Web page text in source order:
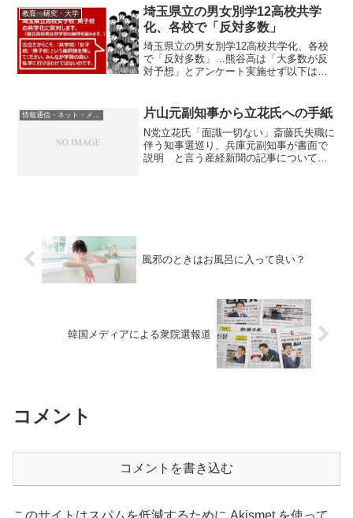
す。…「小泉進次郎環境大臣は、日本の
国益を損ないましたね」ある...
教育・研究・大学
埼玉県立の男女別学12高校共学
化、各校で「反対多数」
埼玉県立の男女別学12高校共学化、各校
で「反対多数」…熊谷高は「大多数が反
対予想」とアンケート実施せず以下は、
第三者機関からの勧告を巡り、男女別学
高全12校の保護者代表...
情報通信・ネット・メディア 片山元副知事から立花氏への手紙
N党立花氏「面識一切ない」斎藤氏失職に
伴う知事選巡り、兵庫元副知事が書面で
説明 と言う産経新聞の記事について立
風邪のときはお風呂に入って良い？
韓国メディアによる衆院選報道
コメント
コメントを書き込む
このサイトはスパムを低減するために Akismet を使って